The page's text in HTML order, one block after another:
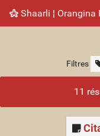
Shaarli ¦ Orangina
Filtres
11